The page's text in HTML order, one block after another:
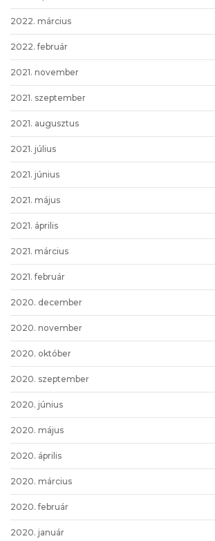
2022. március
2022. február
2021. november
2021. szeptember
2021. augusztus
2021. július
2021. június
2021. május
2021. április
2021. március
2021. február
2020. december
2020. november
2020. október
2020. szeptember
2020. június
2020. május
2020. április
2020. március
2020. február
2020. január